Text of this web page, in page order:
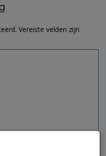
Vereiste velden zijn